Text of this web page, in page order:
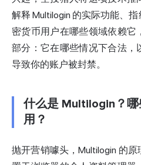
解释 Multilogin 的实际功能、
密货币用户在哪些领域依赖它
部分：它在哪些情况下合法，
导致你的账户被封禁。
什么是 Multilogin？
用？
抛开营销噱头，Multilogin 的